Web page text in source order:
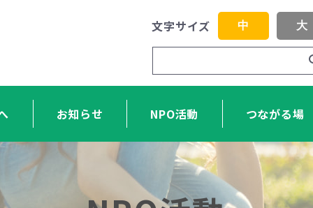
文字サイズ 中 大
お知らせ NPO活動 つながる場